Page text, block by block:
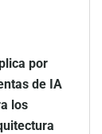
por
de IA
los